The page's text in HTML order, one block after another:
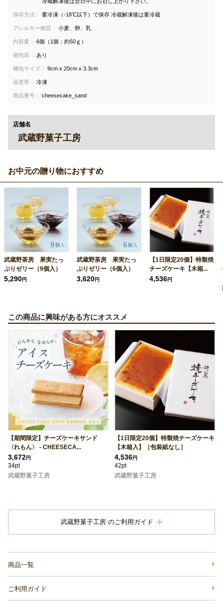
保存方法： 要冷凍（-18℃以下）で保存 冷蔵解凍後は要冷蔵
アレルギー物質： 小麦、卵、乳
内容量： 6個（1個：約50ｇ）
個包装： あり
梱包サイズ： 9cm x 20cm x 3.3cm
温度帯： 冷凍
商品番号： cheesecake_sand
店舗名
武蔵野菓子工房
お中元の贈り物におすすめ
武蔵野茶房 果実たっ
ぷりゼリー（9個入）
5,290円
武蔵野茶房 果実たっ
ぷりゼリー（6個入）
3,620円
【1日限定20個】特製焼
チーズケーキ【木箱...
4,536円
この商品に興味がある方にオススメ
【期間限定】チーズケーキサンド
〈れもん〉 - CHEESECA...
3,672円
34pt
武蔵野菓子工房
【1日限定20個】特製焼チーズケーキ
【木箱入】［包装紙なし］
4,536円
42pt
武蔵野菓子工房
武蔵野菓子工房 のご利用ガイド
商品一覧
ご利用ガイド